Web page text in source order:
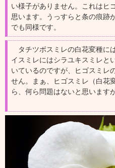
い様子がありません。これはヒ
思います。うっすらと条の痕跡
でも同様です。
タチツボスミレの白花変種に
イスミレにはシラユキスミレと
いているのですが、ヒゴスミレ
せん。まぁ、ヒゴスミレ（白花
ら、何ら問題はないと思います